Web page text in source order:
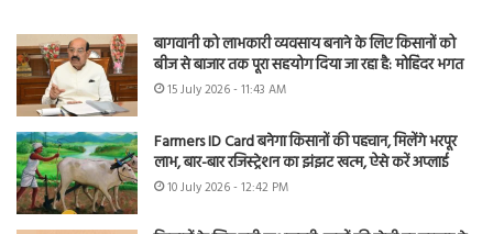
बागवानी को लाभकारी व्यवसाय बनाने के लिए किसानों को
बीज से बाजार तक पूरा सहयोग दिया जा रहा है: मोहिंदर भगत
15 July 2026 - 11:43 AM
Farmers ID Card बनेगा किसानों की पहचान, मिलेंगे भरपूर
लाभ, बार-बार रजिस्ट्रेशन का झंझट खत्म, ऐसे करें अप्लाई
10 July 2026 - 12:42 PM